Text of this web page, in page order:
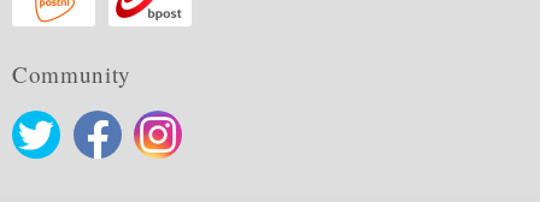
Community